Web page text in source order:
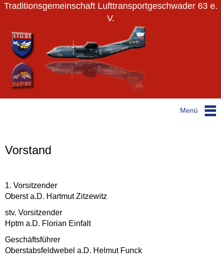
Traditionsgemeinschaft Lufttransportgeschwader 63 e.
V.
Menü
Vorstand
1. Vorsitzender
Oberst a.D. Hartmut Zitzewitz
stv. Vorsitzender
Hptm a.D. Florian Einfalt
Geschäftsführer
Oberstabsfeldwebel a.D. Helmut Funck